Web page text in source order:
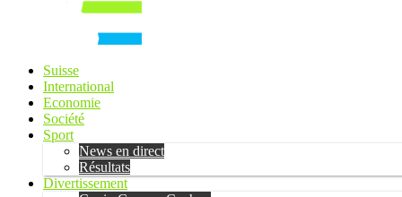
Suisse
International
Economie
Société
Sport
News en direct
Résultats
Divertissement